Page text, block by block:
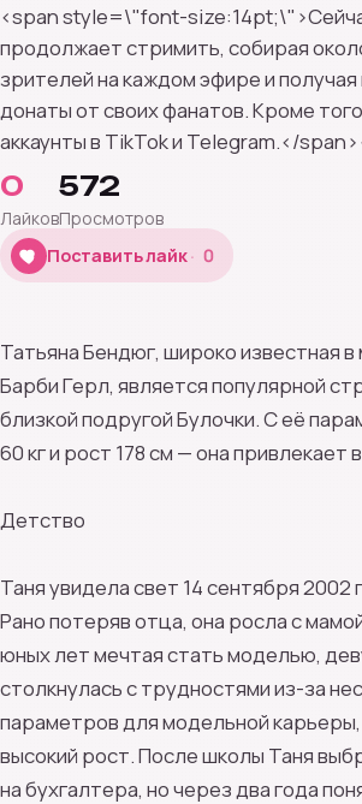
<span style=\"font-
продолжает стримить, собирая
зрителей на каждом эфире и
донаты от своих фанатов. Кроме
аккаунты в TikTok и Telegram.</
0
Лайков
572
Просмотров
Поставить лайк
0
0
Татьяна Бендюг, широко известная
Барби Герл, является популярной
близкой подругой Булочки. С её
60 кг и рост 178 см — она привлекает
Детство
Таня увидела свет 14 сентября 2002
Рано потеряв отца, она росла с
юных лет мечтая стать моделью,
столкнулась с трудностями из-за
параметров для модельной
высокий рост. После школы Таня
на бухгалтера, но через два года